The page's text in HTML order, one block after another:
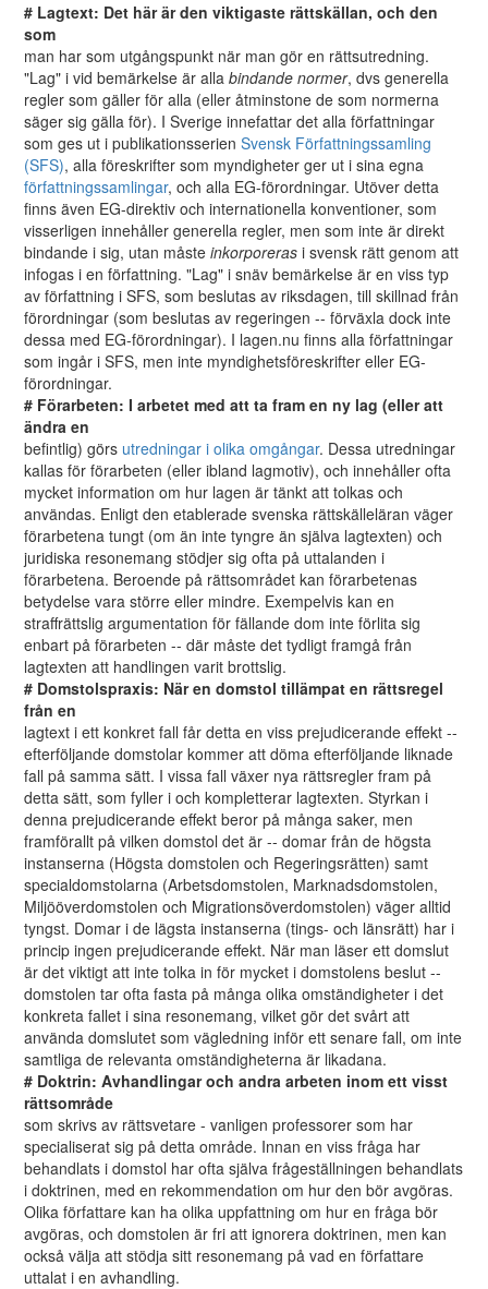
# Lagtext: Det här är den viktigaste rättskällan, och den
som
man har som utgångspunkt när man gör en rättsutredning.
"Lag" i vid bemärkelse är alla bindande normer, dvs generella
regler som gäller för alla (eller åtminstone de som normerna
säger sig gälla för). I Sverige innefattar det alla författningar
som ges ut i publikationsserien Svensk Författningssamling
(SFS), alla föreskrifter som myndigheter ger ut i sina egna
författningssamlingar, och alla EG-förordningar. Utöver detta
finns även EG-direktiv och internationella konventioner, som
visserligen innehåller generella regler, men som inte är direkt
bindande i sig, utan måste inkorporeras i svensk rätt genom att
infogas i en författning. "Lag" i snäv bemärkelse är en viss typ
av författning i SFS, som beslutas av riksdagen, till skillnad från
förordningar (som beslutas av regeringen -- förväxla dock inte
dessa med EG-förordningar). I lagen.nu finns alla författningar
som ingår i SFS, men inte myndighetsföreskrifter eller EG-
förordningar.
# Förarbeten: I arbetet med att ta fram en ny lag (eller att
ändra en
befintlig) görs utredningar i olika omgångar. Dessa utredningar
kallas för förarbeten (eller ibland lagmotiv), och innehåller ofta
mycket information om hur lagen är tänkt att tolkas och
användas. Enligt den etablerade svenska rättskälleläran väger
förarbetena tungt (om än inte tyngre än själva lagtexten) och
juridiska resonemang stödjer sig ofta på uttalanden i
förarbetena. Beroende på rättsområdet kan förarbetenas
betydelse vara större eller mindre. Exempelvis kan en
straffrättslig argumentation för fällande dom inte förlita sig
enbart på förarbeten -- där måste det tydligt framgå från
lagtexten att handlingen varit brottslig.
# Domstolspraxis: När en domstol tillämpat en rättsregel
från en
lagtext i ett konkret fall får detta en viss prejudicerande effekt --
efterföljande domstolar kommer att döma efterföljande liknade
fall på samma sätt. I vissa fall växer nya rättsregler fram på
detta sätt, som fyller i och kompletterar lagtexten. Styrkan i
denna prejudicerande effekt beror på många saker, men
framförallt på vilken domstol det är -- domar från de högsta
instanserna (Högsta domstolen och Regeringsrätten) samt
specialdomstolarna (Arbetsdomstolen, Marknadsdomstolen,
Miljööverdomstolen och Migrationsöverdomstolen) väger alltid
tyngst. Domar i de lägsta instanserna (tings- och länsrätt) har i
princip ingen prejudicerande effekt. När man läser ett domslut
är det viktigt att inte tolka in för mycket i domstolens beslut --
domstolen tar ofta fasta på många olika omständigheter i det
konkreta fallet i sina resonemang, vilket gör det svårt att
använda domslutet som vägledning inför ett senare fall, om inte
samtliga de relevanta omständigheterna är likadana.
# Doktrin: Avhandlingar och andra arbeten inom ett visst
rättsområde
som skrivs av rättsvetare - vanligen professorer som har
specialiserat sig på detta område. Innan en viss fråga har
behandlats i domstol har ofta själva frågeställningen behandlats
i doktrinen, med en rekommendation om hur den bör avgöras.
Olika författare kan ha olika uppfattning om hur en fråga bör
avgöras, och domstolen är fri att ignorera doktrinen, men kan
också välja att stödja sitt resonemang på vad en författare
uttalat i en avhandling.